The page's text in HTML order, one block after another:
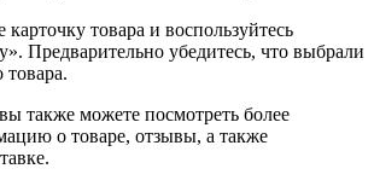
карточку товара и воспользуйтесь
Предварительно убедитесь, что выбрали
товара.
также можете посмотреть более
о товаре, отзывы, а также